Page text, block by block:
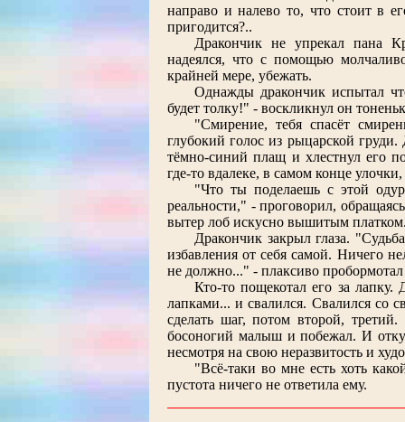
направо и налево то, что стоит в
пригодится?..
Дракончик не упрекал пана
надеялся, что с помощью
крайней мере, убежать.
Однажды дракончик испытал
будет толку!" - воскликнул он
"Смирение, тебя спасёт
глубокий голос из рыцарской
тёмно-синий плащ и хлестнул его
где-то вдалеке, в самом конце
"Что ты поделаешь с этой
реальности," - проговорил,
вытер лоб искусно вышитым
Дракончик закрыл глаза.
избавления от себя самой. Ничего
не должно..." - плаксиво
Кто-то пощекотал его за лапку.
лапками... и свалился. Свалился со
сделать шаг, потом второй,
босоногий малыш и побежал. И
несмотря на свою неразвитость и
"Всё-таки во мне есть хоть
пустота ничего не ответила ему.